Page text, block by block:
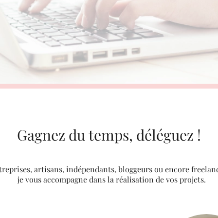
Gagnez du temps, déléguez !
artisans, indépendants, bloggeurs ou encore
je vous accompagne dans la réalisation de vos projets.